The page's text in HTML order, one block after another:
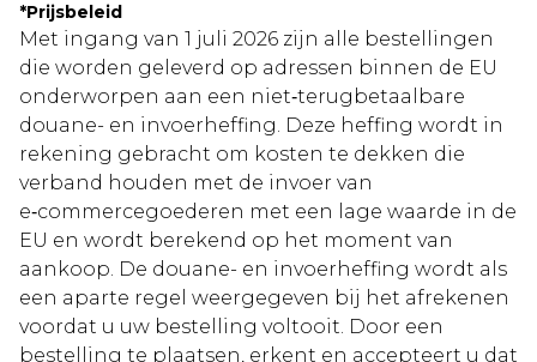
*Prijsbeleid
Met ingang van 1 juli 2026 zijn alle bestellingen
die worden geleverd op adressen binnen de EU
onderworpen aan een niet‑terugbetaalbare
douane- en invoerheffing. Deze heffing wordt in
rekening gebracht om kosten te dekken die
verband houden met de invoer van
e‑commercegoederen met een lage waarde in de
EU en wordt berekend op het moment van
aankoop. De douane- en invoerheffing wordt als
een aparte regel weergegeven bij het afrekenen
voordat u uw bestelling voltooit. Door een
bestelling te plaatsen, erkent en accepteert u dat